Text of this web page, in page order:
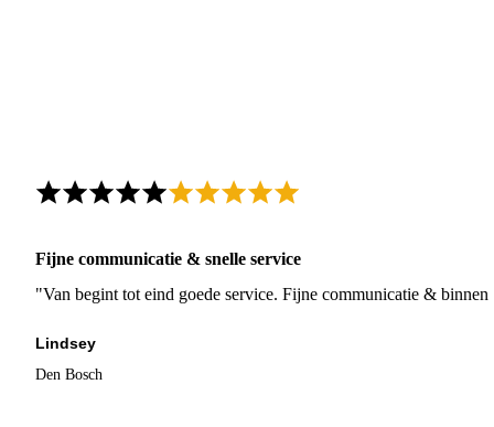
Fijne communicatie & snelle service
"Van begint tot eind goede service. Fijne communicatie &
Lindsey
Den Bosch